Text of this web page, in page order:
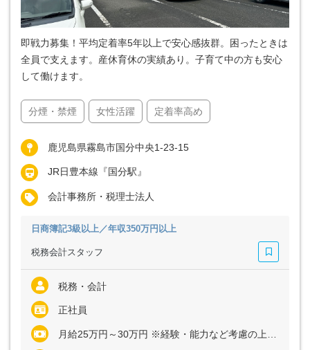
即戦力募集！平均定着率5年以上で安心感抜群。困ったときは
全員で支えます。産休育休の実績あり。子育て中の方も安心
して働けます。
分煙・禁煙 女性活躍 定着率高め
鹿児島県霧島市国分中央1-23-15
JR日豊本線『国分駅』
会計事務所・税理士法人
日商簿記3級以上／年収350万円以上
税務会計スタッフ
税務・会計
正社員
月給25万円～30万円 ※経験・能力など考慮の上、決定いたします ※残業代は全額支給